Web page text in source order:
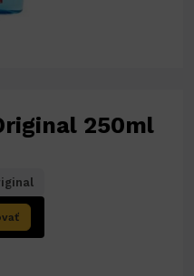
250ml